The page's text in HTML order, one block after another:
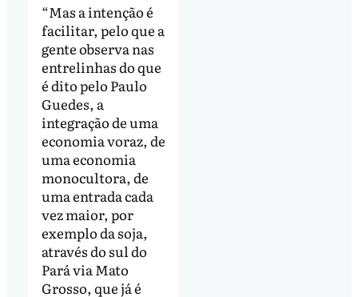
“Mas a intenção é
facilitar, pelo que a
gente observa nas
entrelinhas do que
é dito pelo Paulo
Guedes, a
integração de uma
economia voraz, de
uma economia
monocultora, de
uma entrada cada
vez maior, por
exemplo da soja,
através do sul do
Pará via Mato
Grosso, que já é